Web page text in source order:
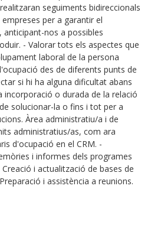
seguiments bidireccionals
per a garantir el
nos a possibles
- Valorar tots els aspectes que
laboral de la persona
des de diferents punts de
si hi ha alguna dificultat abans
incorporació o durada de la relació
solucionar-la o fins i tot per a
Àrea administratiu/a i de
administratius/as, com ara
d'ocupació en el CRM. -
i informes dels programes
i actualització de bases de
i assistència a reunions.